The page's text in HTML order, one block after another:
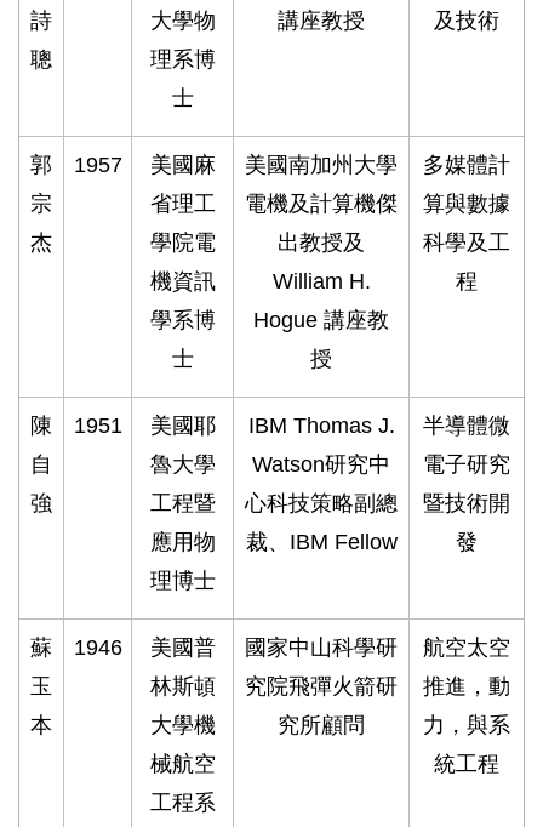
詩
聰
大學物
理系博
士
講座教授
及技術
郭
宗
杰
1957
美國麻
省理工
學院電
機資訊
學系博
士
美國南加州大學
電機及計算機傑
出教授及
William H.
Hogue 講座教
授
多媒體計
算與數據
科學及工
程
陳
自
強
1951
美國耶
魯大學
工程暨
應用物
理博士
IBM Thomas J.
Watson研究中
心科技策略副總
裁、IBM Fellow
半導體微
電子研究
暨技術開
發
蘇
玉
本
1946
美國普
林斯頓
大學機
械航空
工程系
國家中山科學研
究院飛彈火箭研
究所顧問
航空太空
推進，動
力，與系
統工程